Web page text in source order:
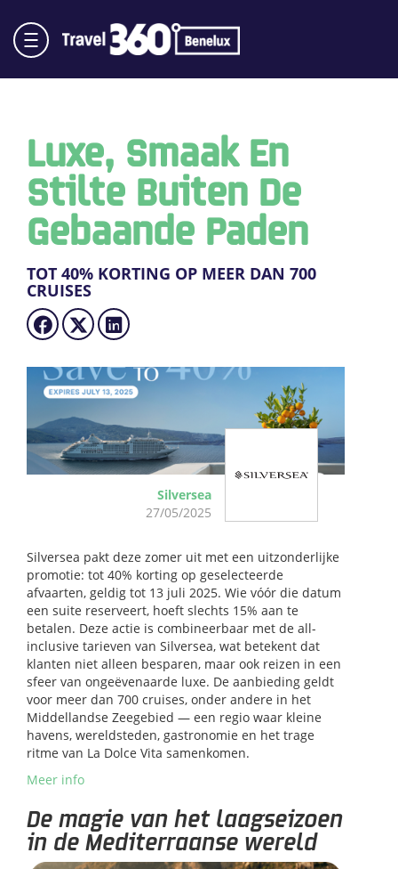
Luxe, Smaak En
Stilte Buiten De
Gebaande Paden
TOT 40% KORTING OP MEER DAN 700
CRUISES
Silversea
27/05/2025
Silversea pakt deze zomer uit met een uitzonderlijke
promotie: tot 40% korting op geselecteerde
afvaarten, geldig tot 13 juli 2025. Wie vóór die datum
een suite reserveert, hoeft slechts 15% aan te
betalen. Deze actie is combineerbaar met de all-
inclusive tarieven van Silversea, wat betekent dat
klanten niet alleen besparen, maar ook reizen in een
sfeer van ongeëvenaarde luxe. De aanbieding geldt
voor meer dan 700 cruises, onder andere in het
Middellandse Zeegebied — een regio waar kleine
havens, wereldsteden, gastronomie en het trage
ritme van La Dolce Vita samenkomen.
Meer info
De magie van het laagseizoen
in de Mediterraanse wereld